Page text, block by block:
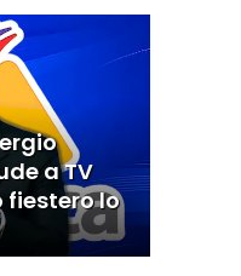
a TV
fiestero lo